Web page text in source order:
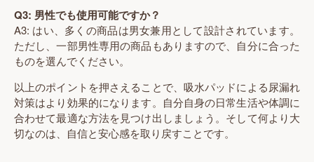
Q3: 男性でも使用可能ですか？
A3: はい、多くの商品は男女兼用として設計されています。
ただし、一部男性専用の商品もありますので、自分に合った
ものを選んでください。
以上のポイントを押さえることで、吸水パッドによる尿漏れ
対策はより効果的になります。自分自身の日常生活や体調に
合わせて最適な方法を見つけ出しましょう。そして何より大
切なのは、自信と安心感を取り戻すことです。